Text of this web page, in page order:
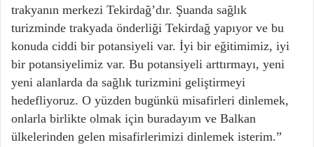
trakyanın merkezi Tekirdağ’dır. Şuanda sağlık
turizminde trakyada önderliği Tekirdağ yapıyor ve bu
konuda ciddi bir potansiyeli var. İyi bir eğitimimiz, iyi
bir potansiyelimiz var. Bu potansiyeli arttırmayı, yeni
yeni alanlarda da sağlık turizmini geliştirmeyi
hedefliyoruz. O yüzden bugünkü misafirleri dinlemek,
onlarla birlikte olmak için buradayım ve Balkan
ülkelerinden gelen misafirlerimizi dinlemek isterim.”